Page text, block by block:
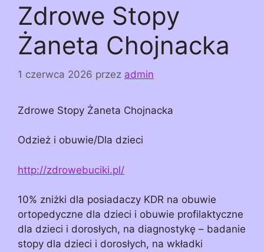
Zdrowe Stopy
Żaneta Chojnacka
1 czerwca 2026 przez admin
Zdrowe Stopy Żaneta Chojnacka
Odzież i obuwie/Dla dzieci
http://zdrowebuciki.pl/
10% zniżki dla posiadaczy KDR na obuwie
ortopedyczne dla dzieci i obuwie profilaktyczne
dla dzieci i dorosłych, na diagnostykę – badanie
stopy dla dzieci i dorosłych, na wkładki